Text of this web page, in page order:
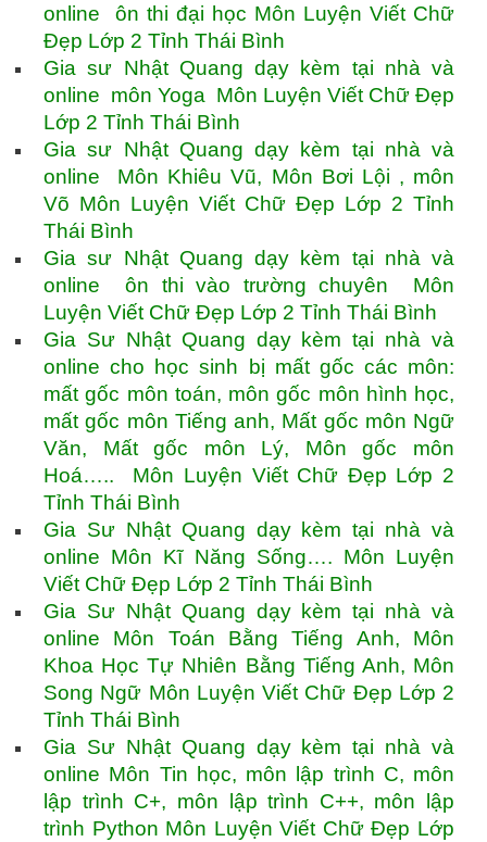
online ôn thi đại học Môn Luyện Viết Chữ
Đẹp Lớp 2 Tỉnh Thái Bình
Gia sư Nhật Quang dạy kèm tại nhà và
online môn Yoga Môn Luyện Viết Chữ Đẹp
Lớp 2 Tỉnh Thái Bình
Gia sư Nhật Quang dạy kèm tại nhà và
online Môn Khiêu Vũ, Môn Bơi Lội , môn
Võ Môn Luyện Viết Chữ Đẹp Lớp 2 Tỉnh
Thái Bình
Gia sư Nhật Quang dạy kèm tại nhà và
online ôn thi vào trường chuyên Môn
Luyện Viết Chữ Đẹp Lớp 2 Tỉnh Thái Bình
Gia Sư Nhật Quang dạy kèm tại nhà và
online cho học sinh bị mất gốc các môn:
mất gốc môn toán, môn gốc môn hình học,
mất gốc môn Tiếng anh, Mất gốc môn Ngữ
Văn, Mất gốc môn Lý, Môn gốc môn
Hoá….. Môn Luyện Viết Chữ Đẹp Lớp 2
Tỉnh Thái Bình
Gia Sư Nhật Quang dạy kèm tại nhà và
online Môn Kĩ Năng Sống…. Môn Luyện
Viết Chữ Đẹp Lớp 2 Tỉnh Thái Bình
Gia Sư Nhật Quang dạy kèm tại nhà và
online Môn Toán Bằng Tiếng Anh, Môn
Khoa Học Tự Nhiên Bằng Tiếng Anh, Môn
Song Ngữ Môn Luyện Viết Chữ Đẹp Lớp 2
Tỉnh Thái Bình
Gia Sư Nhật Quang dạy kèm tại nhà và
online Môn Tin học, môn lập trình C, môn
lập trình C+, môn lập trình C++, môn lập
trình Python Môn Luyện Viết Chữ Đẹp Lớp